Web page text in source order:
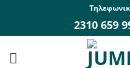
περιεχόμενο
2310 659